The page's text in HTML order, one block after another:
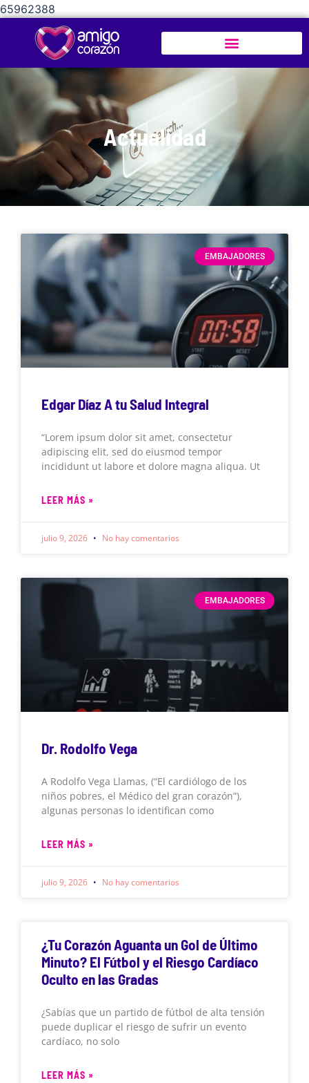
65962388
Actualidad
EMBAJADORES
Edgar Díaz A tu Salud Integral
“Lorem ipsum dolor sit amet, consectetur
adipiscing elit, sed do eiusmod tempor
incididunt ut labore et dolore magna aliqua. Ut
LEER MÁS »
julio 9, 2026 No hay comentarios
EMBAJADORES
Dr. Rodolfo Vega
A Rodolfo Vega Llamas, (“El cardiólogo de los
niños pobres, el Médico del gran corazón”),
algunas personas lo identifican como
LEER MÁS »
julio 9, 2026 No hay comentarios
¿Tu Corazón Aguanta un Gol de Último
Minuto? El Fútbol y el Riesgo Cardíaco
Oculto en las Gradas
¿Sabías que un partido de fútbol de alta tensión
puede duplicar el riesgo de sufrir un evento
cardíaco, no solo
LEER MÁS »